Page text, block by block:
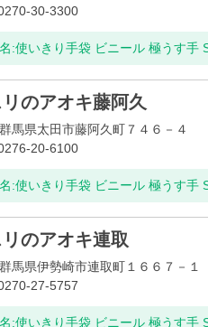
30-3300
:使いきり手袋 ビニール 極うす手
のアオキ藤阿久
馬県太田市藤阿久町７４６－４
20-6100
:使いきり手袋 ビニール 極うす手
のアオキ連取
馬県伊勢崎市連取町１６６７－１
27-5757
:使いきり手袋 ビニール 極うす手